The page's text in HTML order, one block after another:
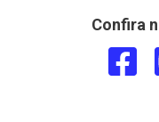
Confira